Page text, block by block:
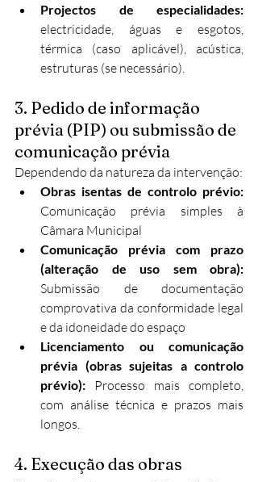
Projectos de especialidades:
electricidade, águas e esgotos,
térmica (caso aplicável), acústica,
estruturas (se necessário).
3. Pedido de informação
prévia (PIP) ou submissão de
comunicação prévia
Dependendo da natureza da intervenção:
Obras isentas de controlo prévio:
Comunicação prévia simples à
Câmara Municipal
Comunicação prévia com prazo
(alteração de uso sem obra):
Submissão de documentação
comprovativa da conformidade legal
e da idoneidade do espaço
Licenciamento ou comunicação
prévia (obras sujeitas a controlo
prévio): Processo mais completo,
com análise técnica e prazos mais
longos.
4. Execução das obras